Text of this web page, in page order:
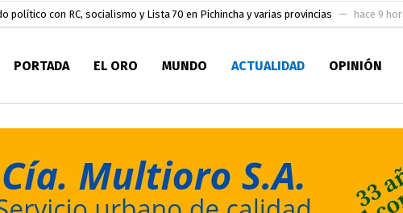
electoral hace 10 horas
2027, fue posesionado
Centro de Acopio Casa del Pescador Artesanal Orense hace 24 horas
certificada para su inscripción a la alcaldía de Machala
a la alcaldía de Machala
Nacional de Literatura Eugenio Espejo hace 2 días
inicia su camino en la Serie A del Fútbol Femenino Nacional 2026 hace 3 horas
PORTADA EL ORO MUNDO ACTUALIDAD OPINIÓN